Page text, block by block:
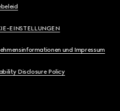
EINSTELLUNGEN
und Impressum
Disclosure Policy